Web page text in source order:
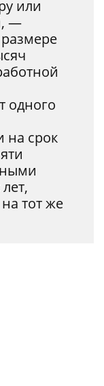
или
—
одного
на срок
тот же